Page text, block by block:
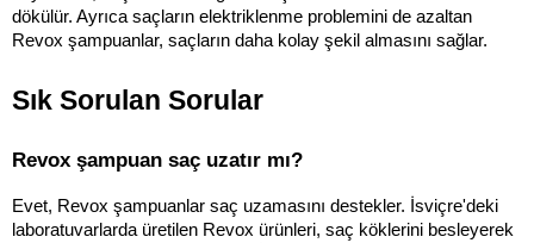
dökülür. Ayrıca saçların elektriklenme problemini de azaltan
Revox şampuanlar, saçların daha kolay şekil almasını sağlar.
Sık Sorulan Sorular
Revox şampuan saç uzatır mı?
Evet, Revox şampuanlar saç uzamasını destekler. İsviçre'deki
laboratuvarlarda üretilen Revox ürünleri, saç köklerini besleyerek